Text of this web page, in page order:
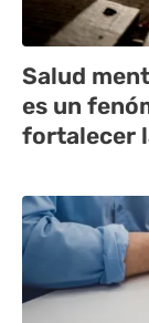
Salud
es un
fortalecer